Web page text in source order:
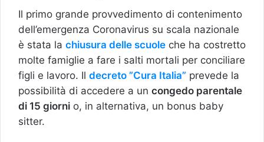
Il primo grande provvedimento di contenimento
dell’emergenza Coronavirus su scala nazionale
è stata la chiusura delle scuole che ha costretto
molte famiglie a fare i salti mortali per conciliare
figli e lavoro. Il decreto ”Cura Italia” prevede la
possibilità di accedere a un congedo parentale
di 15 giorni o, in alternativa, un bonus baby
sitter.